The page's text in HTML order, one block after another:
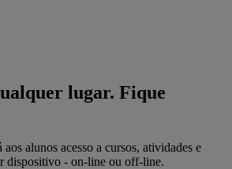
lugar. Fique
alunos acesso a cursos, atividades e
dispositivo - on-line ou off-line.